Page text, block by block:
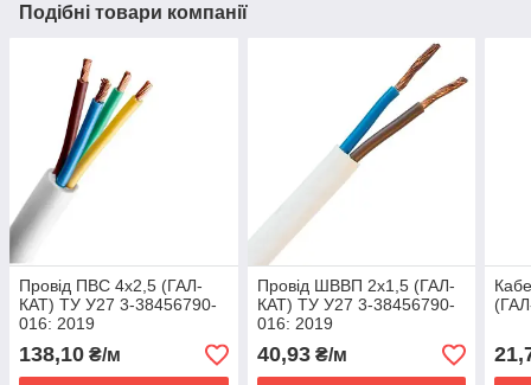
Подібні товари компанії
Провід ПВС 4х2,5 (ГАЛ-
КАТ) ТУ У27 3-38456790-
016: 2019
138,10 ₴/м
Провід ШВВП 2х1,5 (ГАЛ-
КАТ) ТУ У27 3-38456790-
016: 2019
40,93₴/м